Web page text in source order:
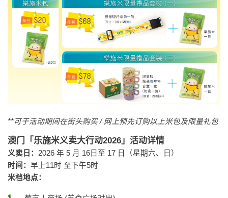
**可于活动期间在街头购买/网上预先订购以上米包及限量礼包
澳门「乐施米义卖大行动2026」活动详情
义卖日： 2026 年 5 月 16日至 17 日（星期六、日）
时间： 早上11时 至下午5时
米档地点：